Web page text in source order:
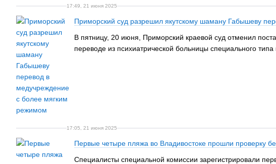
17:49, 21 июня 2025
Приморский суд разрешил якутскому шаману Габышеву
В пятницу, 20 июня, Приморский краевой суд отменил
переводе из психиатрической больницы специального
17:05, 21 июня 2025
Первые четыре пляжа во Владивостоке прошли проверку
Специалисты специальной комиссии зарегистрировали